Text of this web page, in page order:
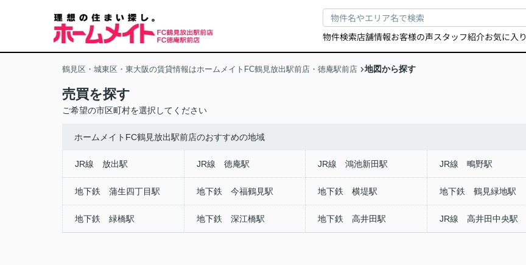
物件検索店舗情報お客様の声スタッフ紹介お気に入り
鶴見区・城東区・東大阪の賃貸情報はホームメイトFC鶴見放出駅前店・徳庵駅前店 地図から探す
売買を探す
ご希望の市区町村を選択してください
ホームメイトFC鶴見放出駅前店のおすすめの地域
JR線 放出駅 JR線 徳庵駅 JR線 鴻池新田駅 JR線 鴫野駅
地下鉄 蒲生四丁目駅 地下鉄 今福鶴見駅 地下鉄 横堤駅 地下鉄 鶴見緑地駅
地下鉄 緑橋駅 地下鉄 深江橋駅 地下鉄 高井田駅 JR線 高井田中央駅